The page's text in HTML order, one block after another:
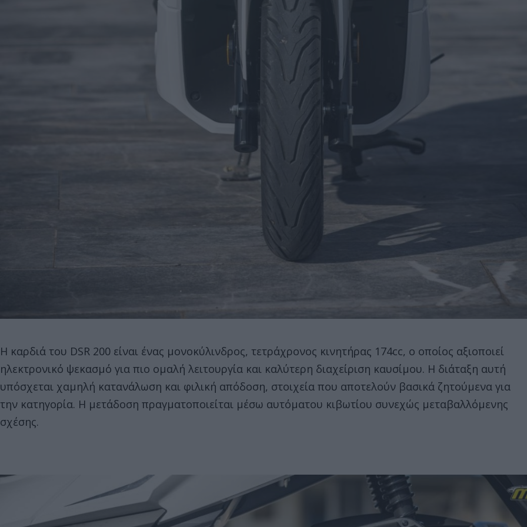
Η καρδιά του DSR 200 είναι ένας μονοκύλινδρος, τετράχρονος κινητήρας 174cc, ο οποίος αξιοποιεί
ηλεκτρονικό ψεκασμό για πιο ομαλή λειτουργία και καλύτερη διαχείριση καυσίμου. Η διάταξη αυτή
υπόσχεται χαμηλή κατανάλωση και φιλική απόδοση, στοιχεία που αποτελούν βασικά ζητούμενα για
την κατηγορία. Η μετάδοση πραγματοποιείται μέσω αυτόματου κιβωτίου συνεχώς μεταβαλλόμενης
σχέσης.